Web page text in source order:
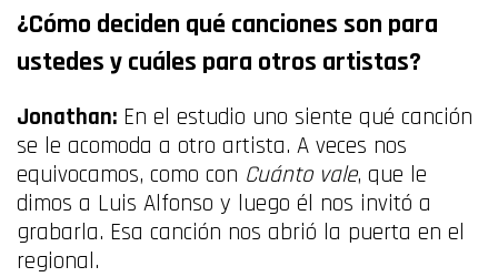
¿Cómo deciden qué canciones son para
ustedes y cuáles para otros artistas?
Jonathan: En el estudio uno siente qué canción
se le acomoda a otro artista. A veces nos
equivocamos, como con Cuánto vale, que le
dimos a Luis Alfonso y luego él nos invitó a
grabarla. Esa canción nos abrió la puerta en el
regional.